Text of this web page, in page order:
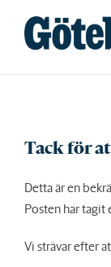
innehållet
Tack för
Detta är en
Posten har
Vi strävar efter